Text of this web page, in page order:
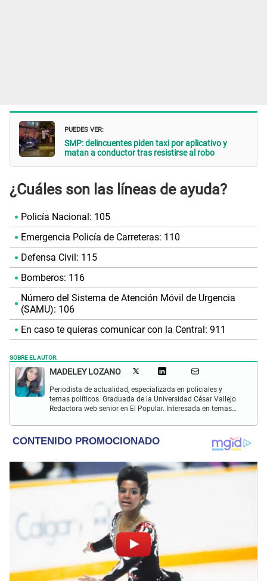
PUEDES VER:
SMP: delincuentes piden taxi por aplicativo y
matan a conductor tras resistirse al robo
¿Cuáles son las líneas de ayuda?
Policía Nacional: 105
Emergencia Policía de Carreteras: 110
Defensa Civil: 115
Bomberos: 116
Número del Sistema de Atención Móvil de Urgencia
(SAMU): 106
En caso te quieras comunicar con la Central: 911
SOBRE EL AUTOR:
MADELEY LOZANO
Periodista de actualidad, especializada en policiales y
temas políticos. Graduada de la Universidad César Vallejo.
Redactora web senior en El Popular. Interesada en temas
turismo, gastronomía y doblajes.